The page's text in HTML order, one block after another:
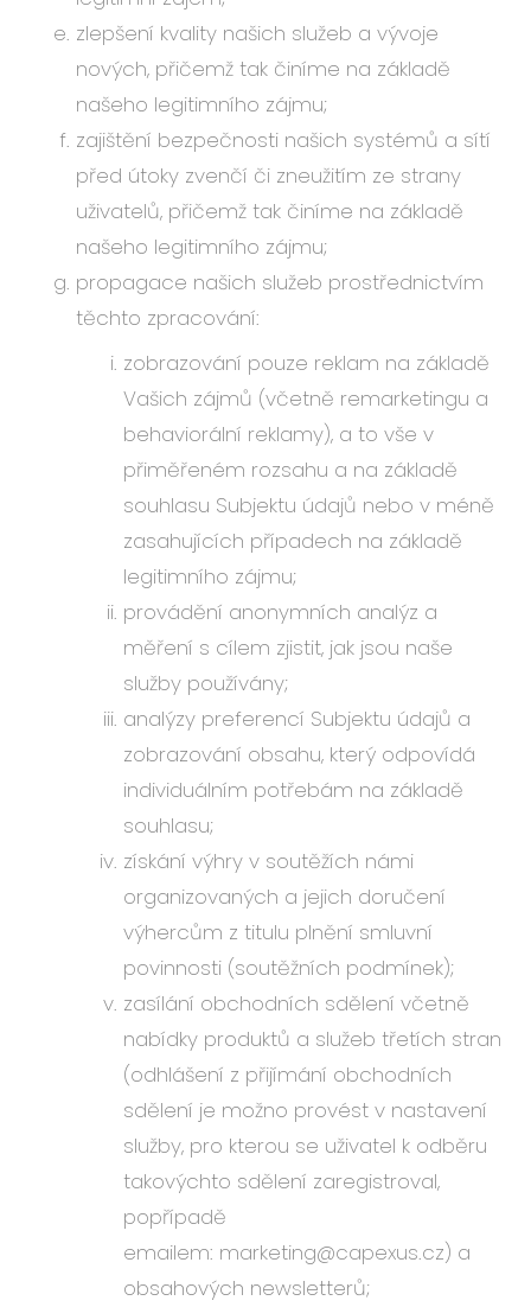
zlepšení kvality našich služeb a vývoje
nových, přičemž tak činíme na základě
našeho legitimního zájmu;
zajištění bezpečnosti našich systémů a sítí
před útoky zvenčí či zneužitím ze strany
uživatelů, přičemž tak činíme na základě
našeho legitimního zájmu;
propagace našich služeb prostřednictvím
těchto zpracování:
zobrazování pouze reklam na základě
Vašich zájmů (včetně remarketingu a
behaviorální reklamy), a to vše v
přiměřeném rozsahu a na základě
souhlasu Subjektu údajů nebo v méně
zasahujících případech na základě
legitimního zájmu;
provádění anonymních analýz a
měření s cílem zjistit, jak jsou naše
služby používány;
analýzy preferencí Subjektu údajů a
zobrazování obsahu, který odpovídá
individuálním potřebám na základě
souhlasu;
získání výhry v soutěžích námi
organizovaných a jejich doručení
výhercům z titulu plnění smluvní
povinnosti (soutěžních podmínek);
zasílání obchodních sdělení včetně
nabídky produktů a služeb třetích stran
(odhlášení z přijímání obchodních
sdělení je možno provést v nastavení
služby, pro kterou se uživatel k odběru
takovýchto sdělení zaregistroval,
popřípadě
emailem: marketing@capexus.cz) a
obsahových newsletterů;